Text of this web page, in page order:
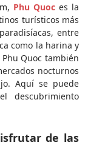
Phu Quoc es la
turísticos más
entre
como la harina y
Quoc también
nocturnos
Aquí se puede
descubrimiento
de las